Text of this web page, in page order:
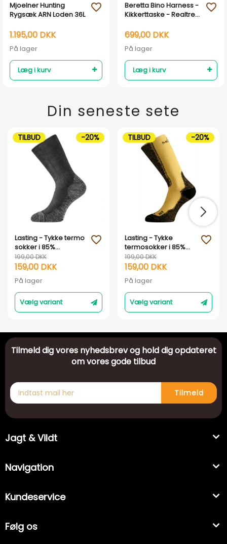
Mjoelner Hunting
Rygsæk ARN Loden 36L
1.195,00 DKK
På lager
Læg i kurv
favorite_outline
Beretta Bino Harness -
Kikkerttaske - Realtree
699,00 DKK
På lager
Læg i kurv
favorite_outline
Din seneste sete
Lasting - Tykke termo
sokker i 85%
merinould
199,00 DKK
159,00 DKK
På lager
Vælg variant
favorite_outline
TILBUD -20%
Lasting - Tykke
termosokker i 85%
merinould
199,00 DKK
159,00 DKK
På lager
Vælg variant
favorite_outline
TILBUD -20%
Tilmeld dig vores nyhedsbrev og hold dig opdateret
om vores gode tilbud
Tilmeld
Jagt & Vildt
Navigation
Kundeservice
Følg os